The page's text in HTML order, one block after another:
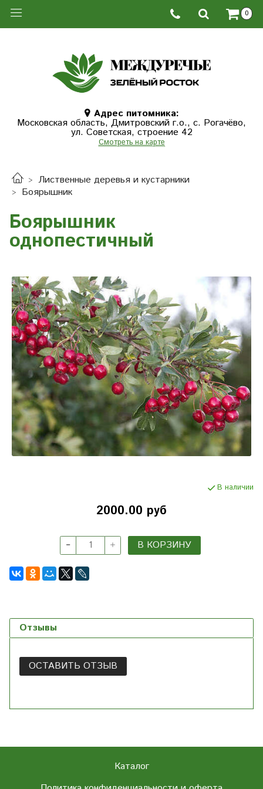
0
Адрес питомника:
Московская область, Дмитровcкий г.о., с. Рогачёво,
ул. Советская, строение 42
Смотреть на карте
Лиственные деревья и кустарники
Боярышник
Боярышник
однопестичный
В наличии
2000.00 руб
В КОРЗИНУ
Отзывы
ОСТАВИТЬ ОТЗЫВ
Каталог